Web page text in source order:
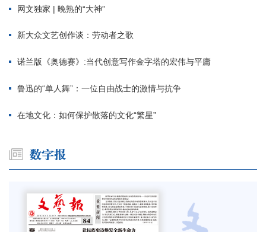
网文独家 | 晚熟的“大神”
新大众文艺创作谈：劳动者之歌
诺兰版《奥德赛》:当代创意写作金字塔的宏伟与平庸
鲁迅的“单人舞”：一位自由战士的激情与抗争
在地文化：如何保护散落的文化“繁星”